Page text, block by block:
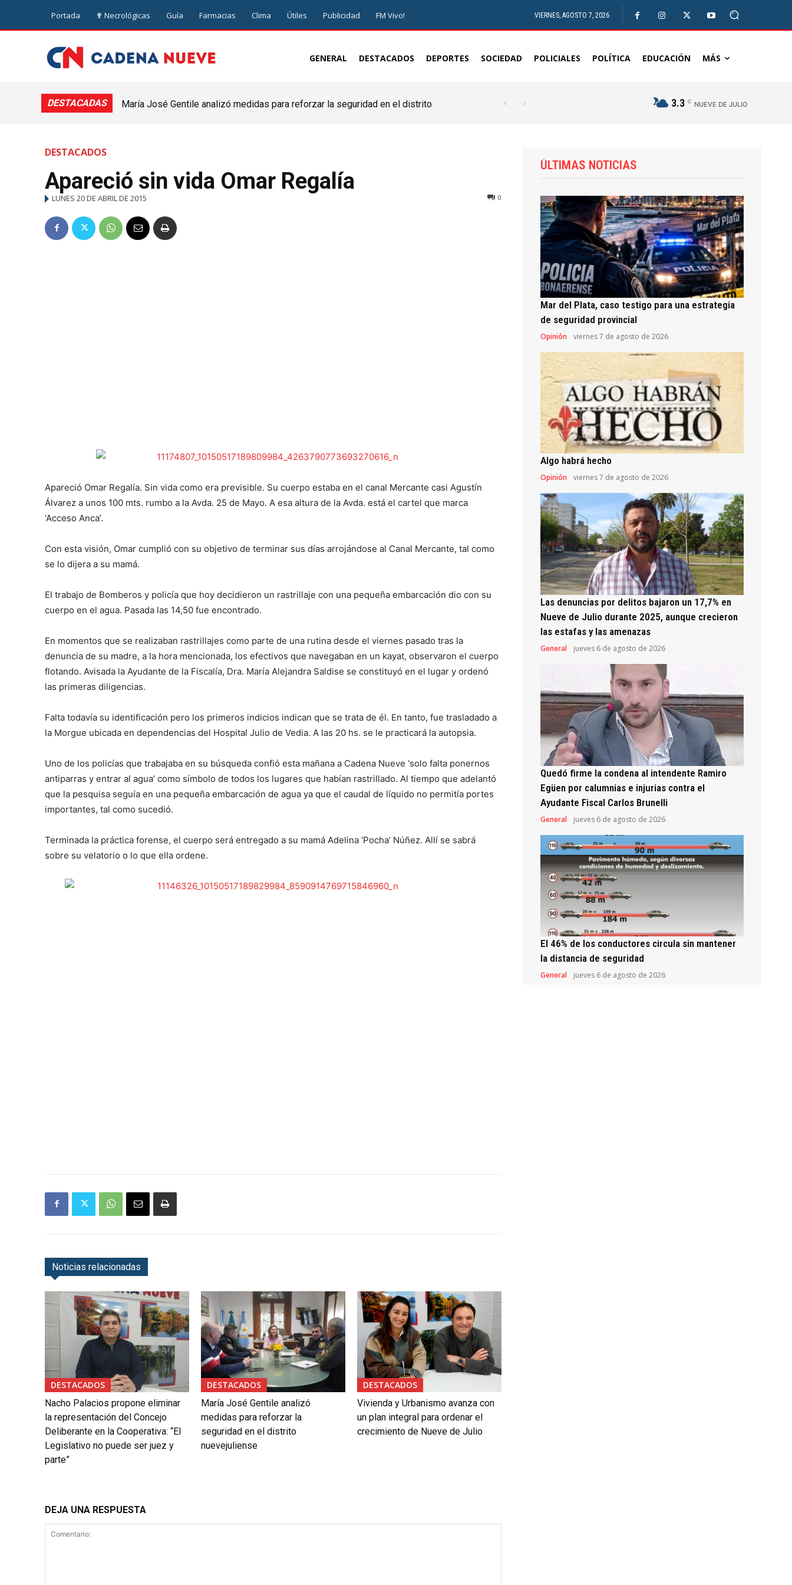
Portada ✟ Necrológicas Guía Farmacias Clima Útiles Publicidad FM Vivo! VIERNES, AGOSTO 7, 2026
GENERAL DESTACADOS DEPORTES SOCIEDAD POLICIALES POLÍTICA EDUCACIÓN MÁS
DESTACADAS
María José Gentile analizó medidas para reforzar la seguridad en el distrito
3.3 C NUEVE DE JULIO
DESTACADOS
Apareció sin vida Omar Regalía
LUNES 20 DE ABRIL DE 2015 0
Apareció Omar Regalía. Sin vida como era previsible. Su cuerpo estaba en el canal Mercante casi Agustín
Álvarez a unos 100 mts. rumbo a la Avda. 25 de Mayo. A esa altura de la Avda. está el cartel que marca
‘Acceso Anca’.
Con esta visión, Omar cumplió con su objetivo de terminar sus días arrojándose al Canal Mercante, tal como
se lo dijera a su mamá.
El trabajo de Bomberos y policía que hoy decidieron un rastrillaje con una pequeña embarcación dio con su
cuerpo en el agua. Pasada las 14,50 fue encontrado.
En momentos que se realizaban rastrillajes como parte de una rutina desde el viernes pasado tras la
denuncia de su madre, a la hora mencionada, los efectivos que navegaban en un kayat, observaron el cuerpo
flotando. Avisada la Ayudante de la Fiscalía, Dra. María Alejandra Saldise se constituyó en el lugar y ordenó
las primeras diligencias.
Falta todavía su identificación pero los primeros indicios indican que se trata de él. En tanto, fue trasladado a
la Morgue ubicada en dependencias del Hospital Julio de Vedia. A las 20 hs. se le practicará la autopsia.
Uno de los policías que trabajaba en su búsqueda confió esta mañana a Cadena Nueve ‘solo falta ponernos
antiparras y entrar al agua’ como símbolo de todos los lugares que habían rastrillado. Al tiempo que adelantó
que la pesquisa seguía en una pequeña embarcación de agua ya que el caudal de líquido no permitía portes
importantes, tal como sucedió.
Terminada la práctica forense, el cuerpo será entregado a su mamá Adelina ‘Pocha’ Núñez. Allí se sabrá
sobre su velatorio o lo que ella ordene.
Noticias relacionadas
DESTACADOS
Nacho Palacios propone eliminar
la representación del Concejo
Deliberante en la Cooperativa: “El
Legislativo no puede ser juez y
parte”
DESTACADOS
María José Gentile analizó
medidas para reforzar la
seguridad en el distrito
nuevejuliense
DESTACADOS
Vivienda y Urbanismo avanza con
un plan integral para ordenar el
crecimiento de Nueve de Julio
DEJA UNA RESPUESTA
ÚLTIMAS NOTICIAS
Mar del Plata, caso testigo para una estrategia
de seguridad provincial
Opinión viernes 7 de agosto de 2026
Algo habrá hecho
Opinión viernes 7 de agosto de 2026
Las denuncias por delitos bajaron un 17,7% en
Nueve de Julio durante 2025, aunque crecieron
las estafas y las amenazas
General jueves 6 de agosto de 2026
Quedó firme la condena al intendente Ramiro
Egüen por calumnias e injurias contra el
Ayudante Fiscal Carlos Brunelli
General jueves 6 de agosto de 2026
El 46% de los conductores circula sin mantener
la distancia de seguridad
General jueves 6 de agosto de 2026